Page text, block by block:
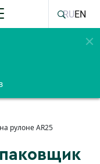
RUEN
рулоне AR25